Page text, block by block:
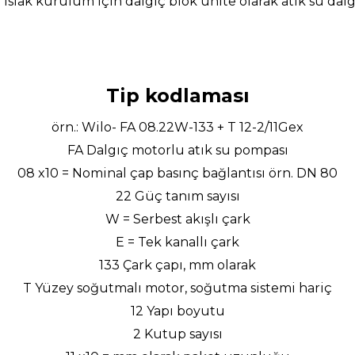
Tip kodlaması
örn.: Wilo- FA 08.22W-133 + T 12-2/11Gex
FA Dalgıç motorlu atık su pompası
08 x10 = Nominal çap basınç bağlantısı örn. DN 80
22 Güç tanım sayısı
W = Serbest akışlı çark
E = Tek kanallı çark
133 Çark çapı, mm olarak
T Yüzey soğutmalı motor, soğutma sistemi hariç
12 Yapı boyutu
2 Kutup sayısı